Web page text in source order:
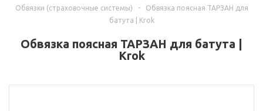
Обвязки (страховочные системы)
-
Обвязка поясная ТАРЗАН для
батута | Krok
Обвязка поясная ТАРЗАН для батута |
Krok